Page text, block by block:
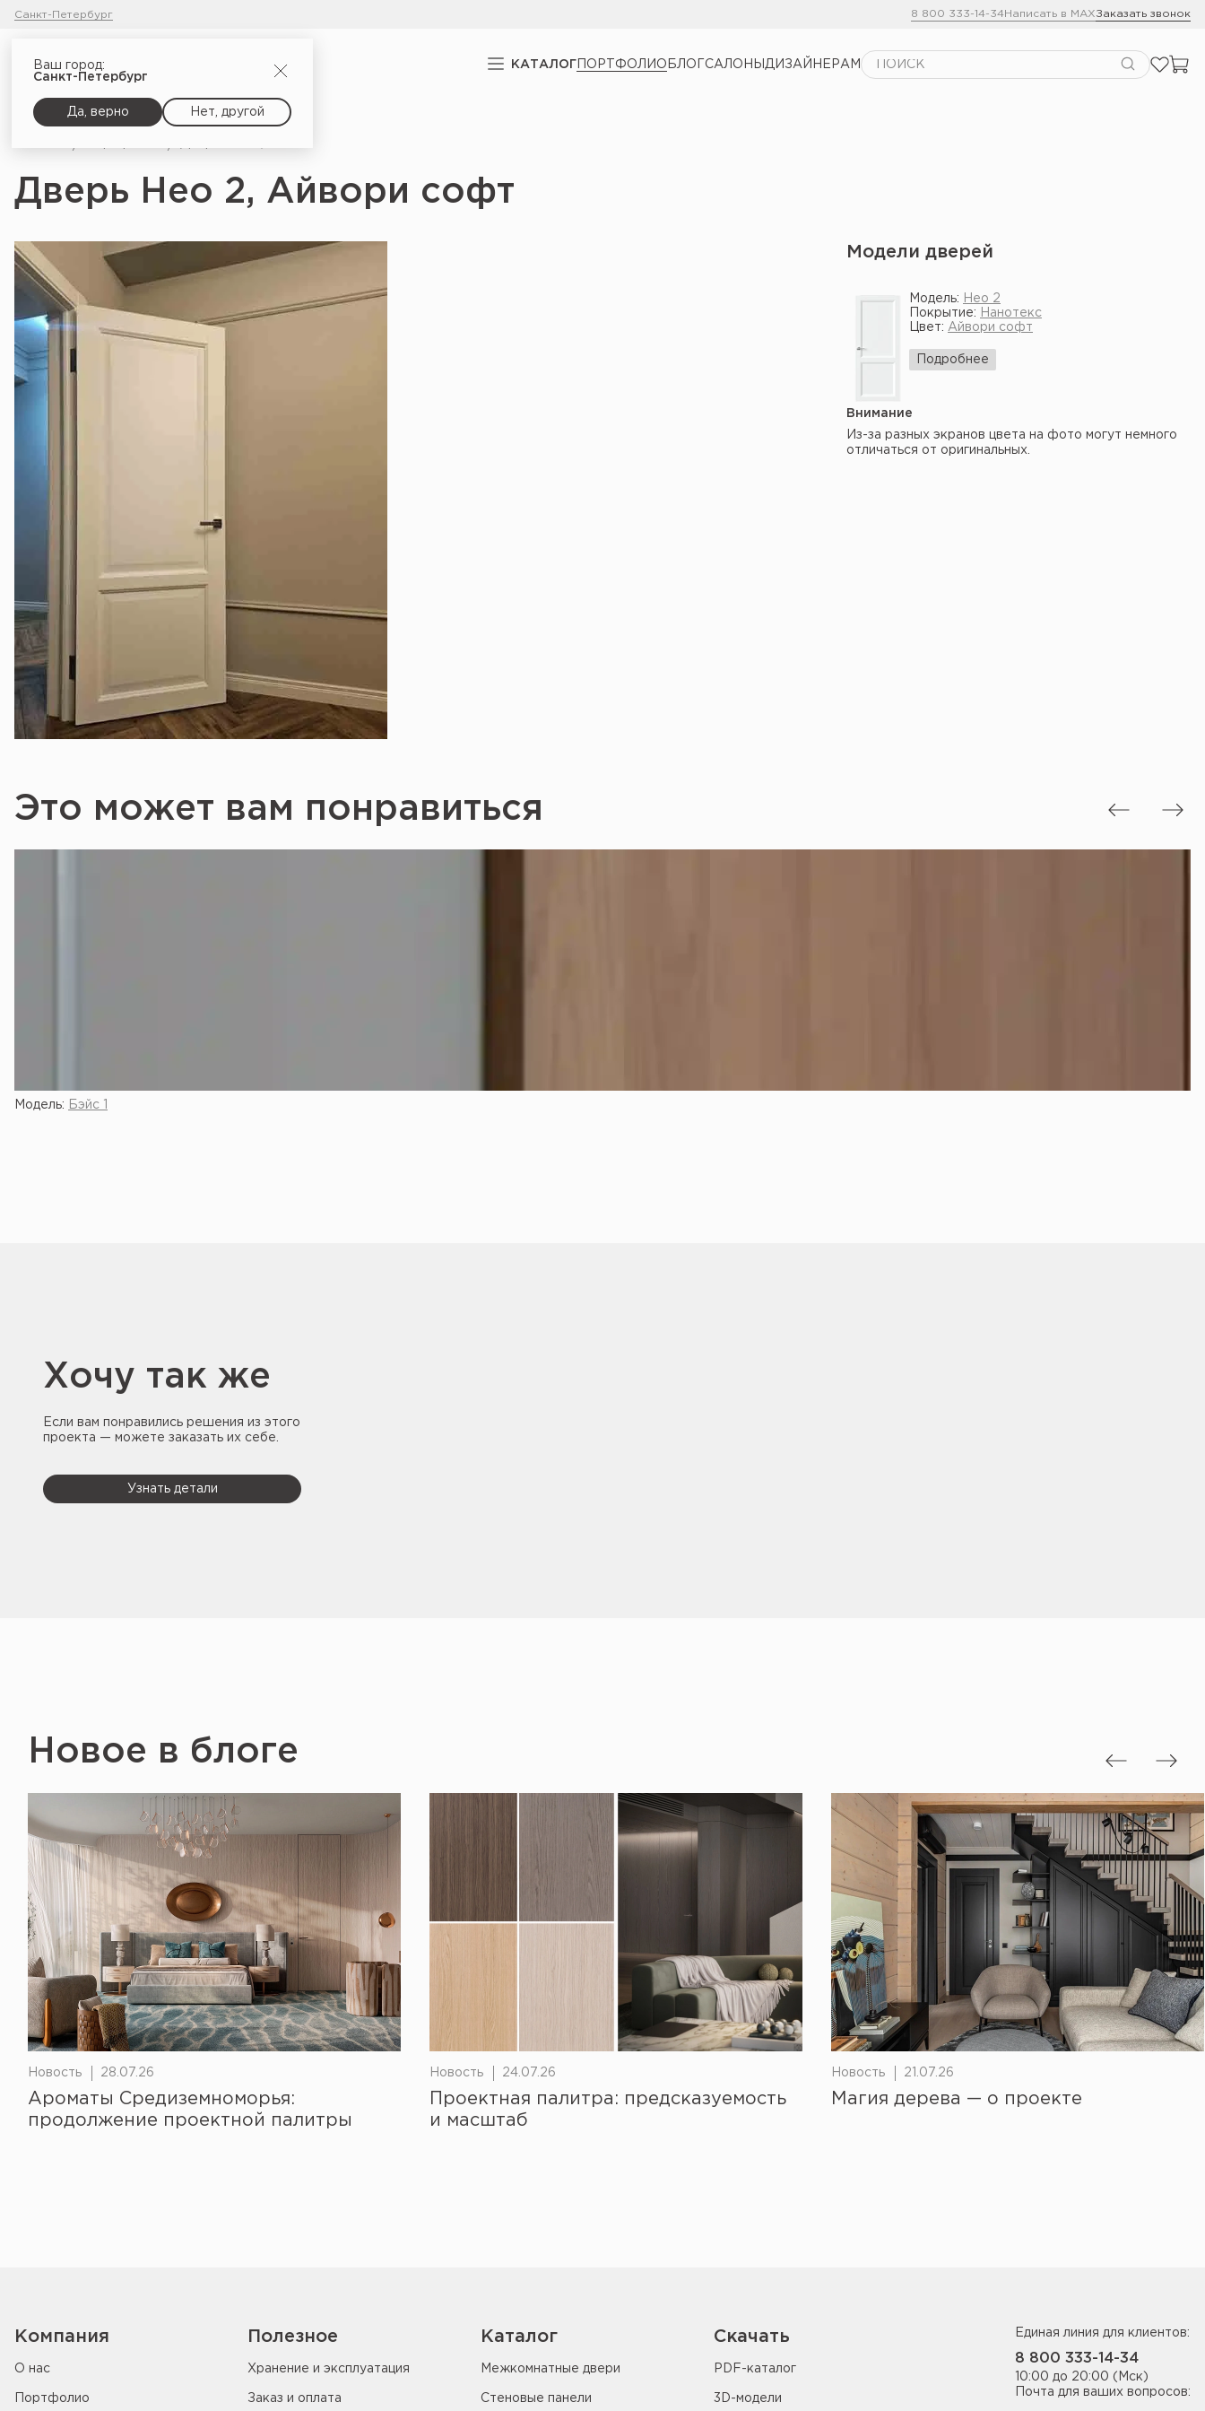
Санкт-Петербург 8 800 333-14-34Написать в MAXЗаказать звонок
КАТАЛОГ ПОРТФОЛИО БЛОГСАЛОНЫ ДИЗАЙНЕРАМ
Ваш город:
Санкт-Петербург
Да, верно Нет, другой
Дверь Нео 2, Айвори софт
Модели дверей
Модель:
Нео 2
Покрытие:
Нанотекс
Цвет: Айвори софт
Подробнее
Внимание
Из-за разных экранов цвета на фото могут немного
отличаться от оригинальных.
Это может вам понравиться
Модель: Бэйс 1
Хочу так же
Если вам понравились решения из этого
проекта — можете заказать их себе.
Узнать детали
Новое в блоге
Новость 28.07.26
Ароматы Средиземноморья:
продолжение проектной палитры
Новость 24.07.26
Проектная палитра: предсказуемость
и масштаб
Новость 21.07.26
Магия дерева — о проекте
Компания
О нас
Портфолио
Полезное
Хранение и эксплуатация
Заказ и оплата
Каталог
Межкомнатные двери
Стеновые панели
Скачать
PDF-каталог
3D-модели
Единая линия для клиентов:
8 800 333-14-34
10:00 до 20:00 (Мск)
Почта для ваших вопросов: